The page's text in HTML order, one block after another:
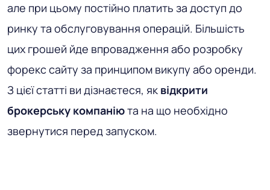
але при цьому постійно платить за доступ до
ринку та обслуговування операцій. Більшість
цих грошей йде впровадження або розробку
форекс сайту за принципом викупу або оренди.
З цієї статті ви дізнаєтеся, як відкрити
брокерську компаніюта на що необхідно
звернутися перед запуском.